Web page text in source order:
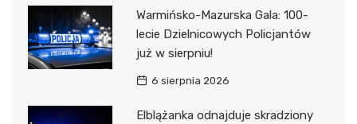
Warmińsko-Mazurska Gala: 100-
lecie Dzielnicowych Policjantów
już w sierpniu!
6 sierpnia 2026
Elblążanka odnajduje skradziony